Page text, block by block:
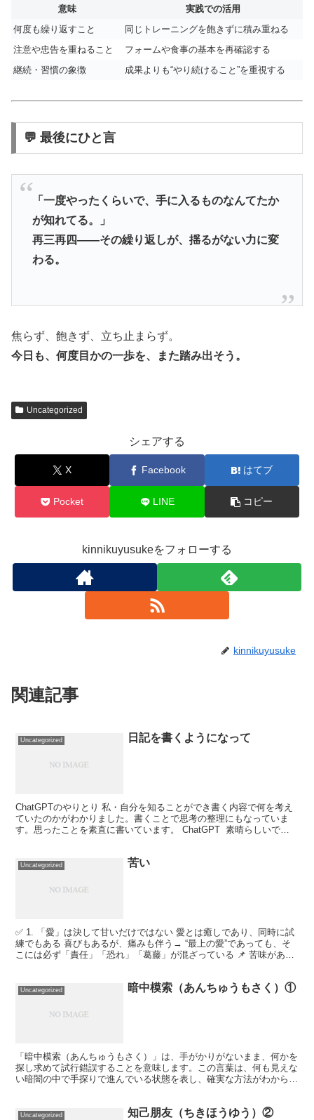
意味
実践での活用
何度も繰り返すこと
同じトレーニングを飽きずに積み重ねる
注意や忠告を重ねること
フォームや食事の基本を再確認する
継続・習慣の象徴
成果よりも“やり続けること”を重視する
💬 最後にひと言
「一度やったくらいで、手に入るものなんてたか
が知れてる。」
再三再四――その繰り返しが、揺るがない力に変
わる。
焦らず、飽きず、立ち止まらず。
今日も、何度目かの一歩を、また踏み出そう。
Uncategorized
シェアする
X Facebook はてブ
Pocket LINE コピー
kinnikuyusukeをフォローする
kinnikuyusuke
関連記事
Uncategorized 日記を書くようになって
ChatGPTのやりとり 私・自分を知ることができ書く内容で何を考え
ていたのかがわかりました。書くことで思考の整理にもなっていま
す。思ったことを素直に書いています。 ChatGPT 素晴らしいです
Uncategorized 苦い
✅ 1. 「愛」は決して甘いだけではない 愛とは癒しであり、同時に試
練でもある 喜びもあるが、痛みも伴う→ “最上の愛”であっても、そ
こには必ず「責任」「恐れ」「葛藤」が混ざっている 📌 苦味がある
Uncategorized 暗中模索（あんちゅうもさく）①
「暗中模索（あんちゅうもさく）」は、手がかりがないまま、何かを
探し求めて試行錯誤することを意味します。この言葉は、何も見えな
い暗闇の中で手探りで進んでいる状態を表し、確実な方法がわからな
Uncategorized 知己朋友（ちきほうゆう）②